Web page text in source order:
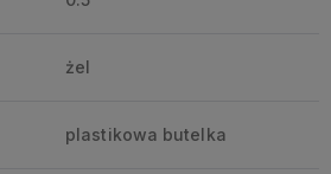
żel
plastikowa butelka